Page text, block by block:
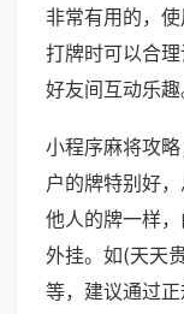
非常有用的，
打牌时可以合
好友间互动乐趣
小程序麻将攻
户的牌特别好
他人的牌一样
外挂。如(天天
等，建议通过正